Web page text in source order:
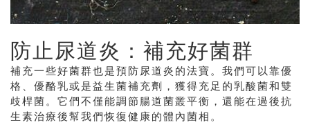
防止尿道炎：補充好菌群
補充一些好菌群也是預防尿道炎的法寶。我們可以靠優
格、優酪乳或是益生菌補充劑，獲得充足的乳酸菌和雙
歧桿菌。它們不僅能調節腸道菌叢平衡，還能在過後抗
生素治療後幫我們恢復健康的體內菌相。